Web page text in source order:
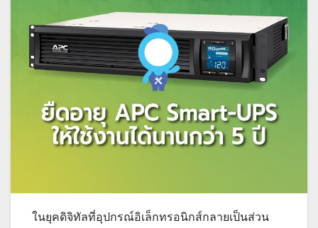
ในยุคดิจิทัลที่อุปกรณ์อิเล็กทรอนิกส์กลายเป็นส่วน